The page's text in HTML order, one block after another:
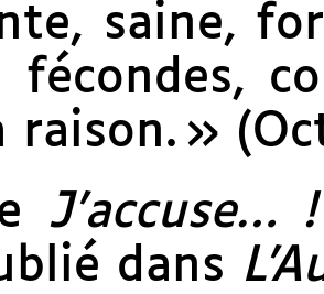
saine,
fécondes,
raison. »
J’accuse… !
dans